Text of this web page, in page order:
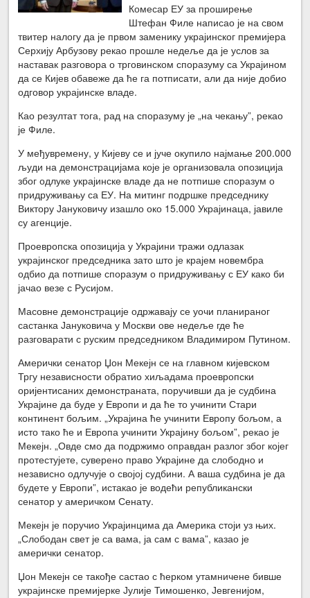
Комесар ЕУ за проширење
Штефан Филе написао је на свом
твитер налогу да је првом заменику украјинског премијера
Серхију Арбузову рекао прошле недеље да је услов за
наставак разговора о трговинском споразуму са Украјином
да се Кијев обавеже да ће га потписати, али да није добио
одговор украјинске владе.
Као резултат тога, рад на споразуму је „на чекању”, рекао
је Филе.
У међувремену, у Кијеву се и јуче окупило најмање 200.000
људи на демонстрацијама које је организовала опозиција
због одлуке украјинске владе да не потпише споразум о
придруживању са ЕУ. На митинг подршке председнику
Виктору Јануковичу изашло око 15.000 Украјинаца, јавиле
су агенције.
Проевропска опозиција у Украјини тражи одлазак
украјинског председника зато што је крајем новембра
одбио да потпише споразум о придруживању с ЕУ како би
јачао везе с Русијом.
Масовне демонстрације одржавају се уочи планираног
састанка Јануковича у Москви ове недеље где ће
разговарати с руским председником Владимиром Путином.
Амерички сенатор Џон Мекејн се на главном кијевском
Тргу независности обратио хиљадама проевропски
оријентисаних демонстраната, поручивши да је судбина
Украјине да буде у Европи и да ће то учинити Стари
континент бољим. „Украјина ће учинити Европу бољом, а
исто тако ће и Европа учинити Украјину бољом”, рекао је
Мекејн. „Овде смо да подржимо оправдан разлог због којег
протестујете, суверено право Украјине да слободно и
независно одлучује о својој судбини. А ваша судбина је да
будете у Европи”, истакао је водећи републикански
сенатор у америчком Сенату.
Мекејн је поручио Украјинцима да Америка стоји уз њих.
„Слободан свет је са вама, ја сам с вама”, казао је
амерички сенатор.
Џон Мекејн се такође састао с ћерком утамничене бивше
украјинске премијерке Јулије Тимошенко, Јевгенијом,